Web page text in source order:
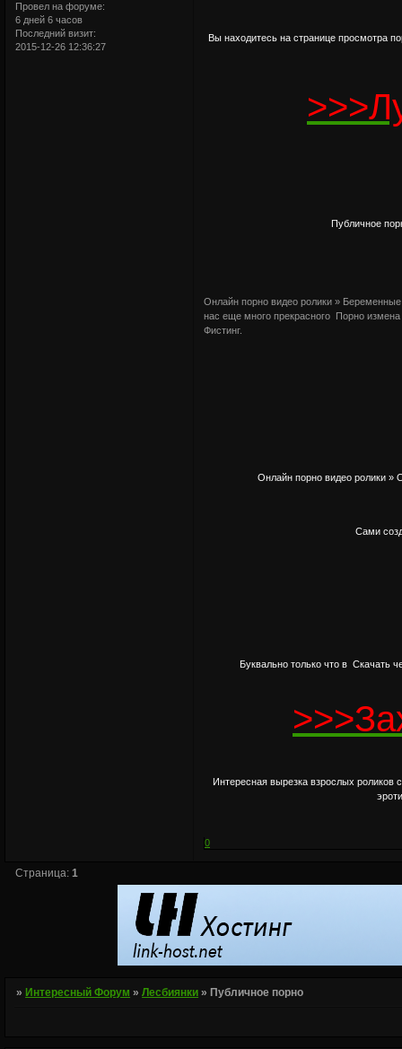
Провел на форуме:
6 дней 6 часов
Последний визит:
2015-12-26 12:36:27
Вы находитесь на странице просмотра
Публичное
Онлайн порно видео ролики »
нас еще много прекрасного Порно
Фистинг.
Онлайн порно видео ролики »
Сами
Буквально только что в
Интересная вырезка взрослых
0
Страница: 1
» Интересный Форум »Лесбиянки » Публичное порно